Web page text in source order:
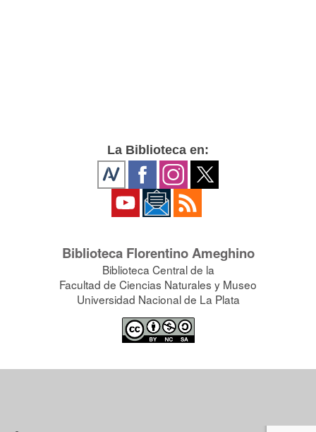
La Biblioteca en:
Biblioteca Florentino Ameghino
Biblioteca Central de la
Facultad de Ciencias Naturales y Museo
Universidad Nacional de La Plata